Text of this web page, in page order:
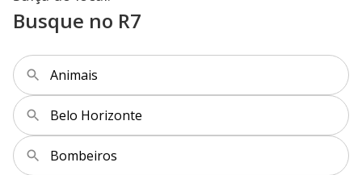
Busque no R7
Animais
Belo Horizonte
Bombeiros